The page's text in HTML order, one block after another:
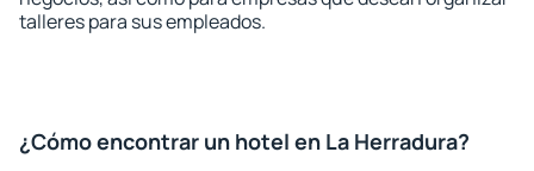
talleres para sus empleados.
¿Cómo encontrar un hotel en La Herradura?